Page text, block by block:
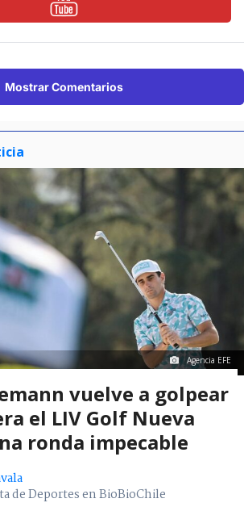
Mostrar Comentarios
Agencia EFE
vuelve a golpear
el LIV Golf Nueva
ronda impecable
de Deportes en BioBioChile